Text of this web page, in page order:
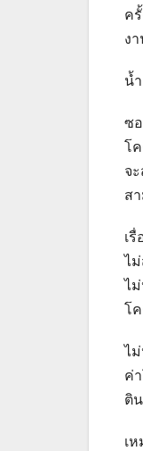
ค
ง
น้
ซ
โ
จ
ส
เ
ไ
ไ
โ
ไ
ค่
ติ
เ